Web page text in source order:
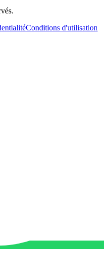
Conditions d'utilisation